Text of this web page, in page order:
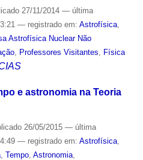
27/11/2014 — última
— registrado em: Astrofísica,
Astrofísica Nuclear Não
, Professores Visitantes Física
e astronomia na Teoria
26/05/2015 — última
— registrado em: Astrofísica,
, Tempo, Astronomia,